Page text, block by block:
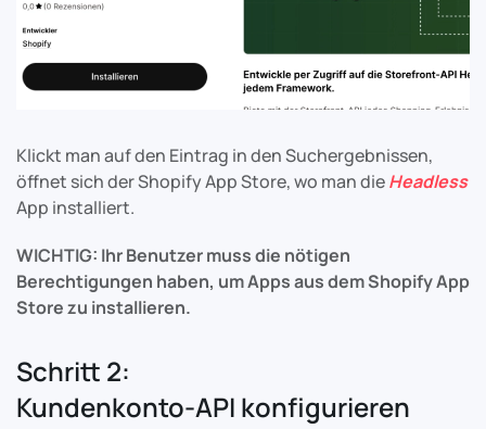
Klickt man auf den Eintrag in den Suchergebnissen,
öffnet sich der Shopify App Store, wo man dieHeadless
App installiert.
WICHTIG: Ihr Benutzer muss die nötigen
Berechtigungen haben, um Apps aus dem Shopify App
Store zu installieren.
Schritt 2:
Kundenkonto-API konfigurieren